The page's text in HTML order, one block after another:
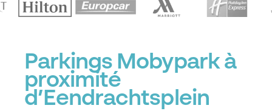
Parkings Mobypark à
proximité
d’Eendrachtsplein
P